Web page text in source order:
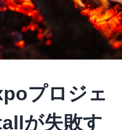
プロジェ
が失敗す